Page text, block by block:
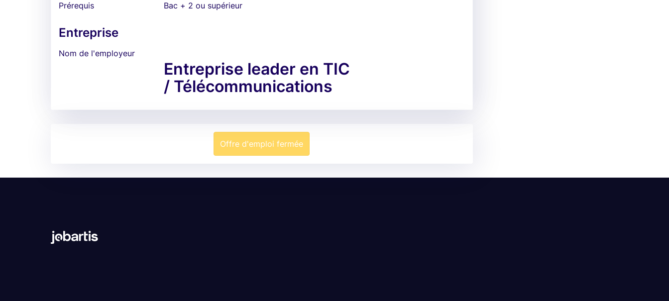
Prérequis
Bac + 2 ou supérieur
Entreprise
Nom de l'employeur
Entreprise leader en TIC
/ Télécommunications
Offre d'emploi fermée